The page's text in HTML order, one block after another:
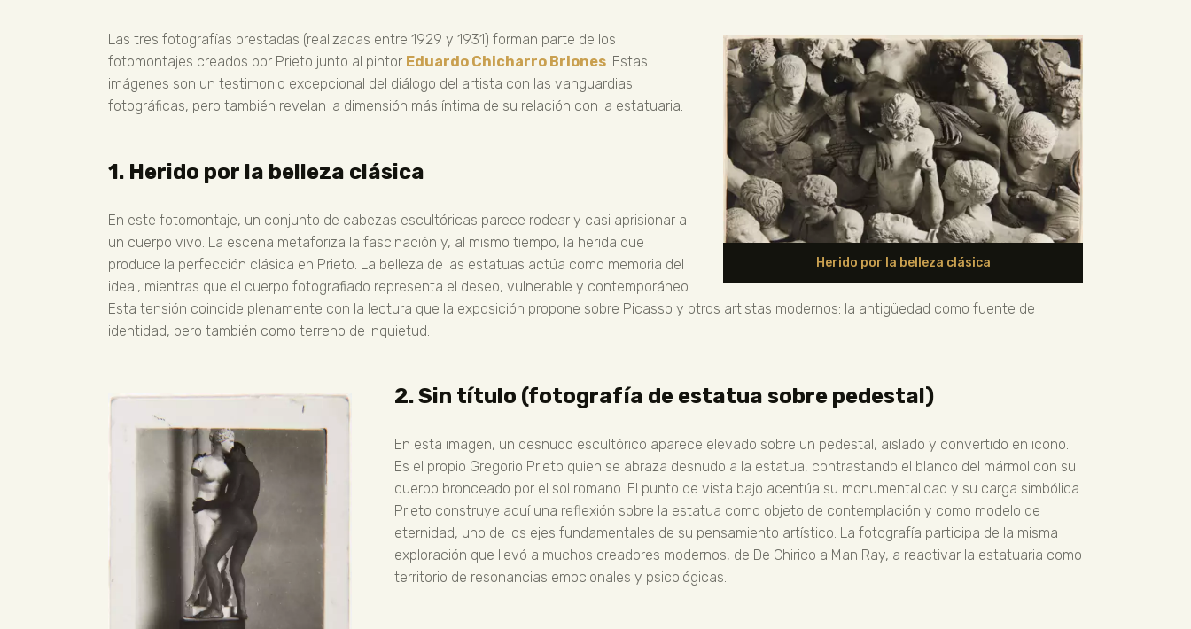
Herido por la belleza clásica
Las tres fotografías prestadas (realizadas entre 1929 y 1931) forman parte de los
fotomontajes creados por Prieto junto al pintor Eduardo Chicharro Briones. Estas
imágenes son un testimonio excepcional del diálogo del artista con las vanguardias
fotográficas, pero también revelan la dimensión más íntima de su relación con la estatuaria.
1. Herido por la belleza clásica
En este fotomontaje, un conjunto de cabezas escultóricas parece rodear y casi aprisionar a
un cuerpo vivo. La escena metaforiza la fascinación y, al mismo tiempo, la herida que
produce la perfección clásica en Prieto. La belleza de las estatuas actúa como memoria del
ideal, mientras que el cuerpo fotografiado representa el deseo, vulnerable y contemporáneo.
Esta tensión coincide plenamente con la lectura que la exposición propone sobre Picasso y otros artistas modernos: la antigüedad como fuente de
identidad, pero también como terreno de inquietud.
2. Sin título (fotografía de estatua sobre pedestal)
En esta imagen, un desnudo escultórico aparece elevado sobre un pedestal, aislado y convertido en icono.
Es el propio Gregorio Prieto quien se abraza desnudo a la estatua, contrastando el blanco del mármol con su
cuerpo bronceado por el sol romano. El punto de vista bajo acentúa su monumentalidad y su carga simbólica.
Prieto construye aquí una reflexión sobre la estatua como objeto de contemplación y como modelo de
eternidad, uno de los ejes fundamentales de su pensamiento artístico. La fotografía participa de la misma
exploración que llevó a muchos creadores modernos, de De Chirico a Man Ray, a reactivar la estatuaria como
territorio de resonancias emocionales y psicológicas.